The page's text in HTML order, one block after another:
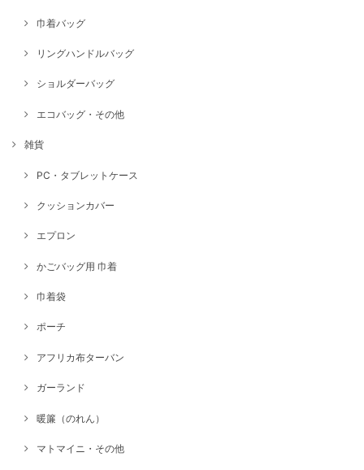
巾着バッグ
リングハンドルバッグ
ショルダーバッグ
エコバッグ・その他
雑貨
PC・タブレットケース
クッションカバー
エプロン
かごバッグ用 巾着
巾着袋
ポーチ
アフリカ布ターバン
ガーランド
暖簾（のれん）
マトマイニ・その他